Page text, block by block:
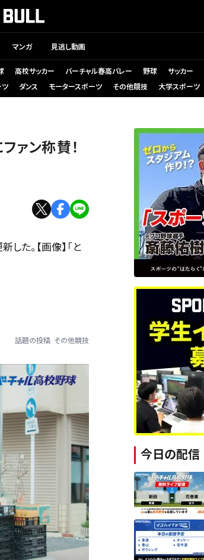
マンガ 見逃し動画
高校サッカー バーチャル春高バレー 野球 サッカー
ツ ダンス モータースポーツ その他競技 大学スポーツ
ァン称賛！
た。【画像】「と
話題の投稿 その他競技
今日の配信